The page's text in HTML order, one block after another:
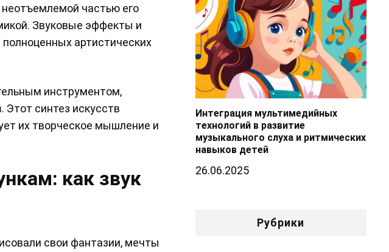
частью его
Звуковые эффекты и
артистических
инструментом,
синтез искусств
их творческое мышление и
как звук
свои фантазии, мечты
Интеграция мультимедийных
технологий в развитие
музыкального слуха и ритмических
навыков детей
26.06.2025
Рубрики